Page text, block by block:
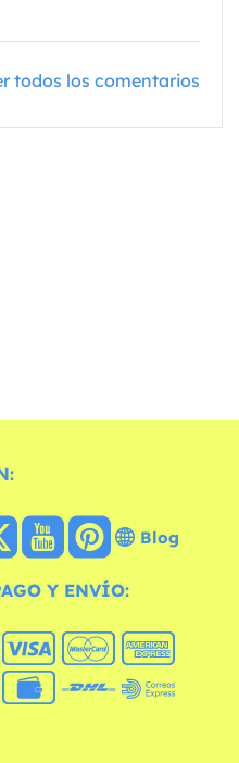
todos los comentarios
Blog
Y ENVÍO: